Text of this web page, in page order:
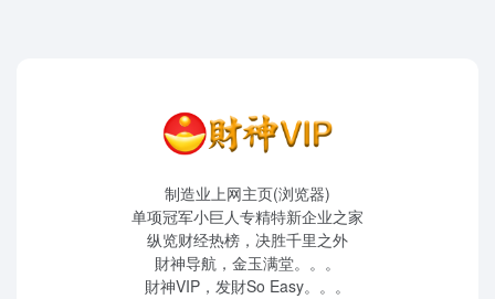
制造业上网主页(浏览器)
单项冠军小巨人专精特新企业之家
纵览财经热榜，决胜千里之外
財神导航，金玉满堂。。。
財神VIP，发財So Easy。。。